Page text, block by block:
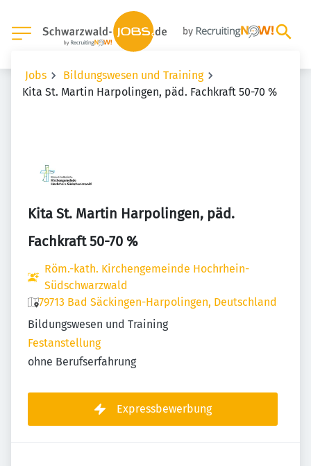
Jobs
Bildungswesen und Training
Kita St. Martin Harpolingen, päd. Fachkraft 50-70 %
Kita St. Martin Harpolingen, päd.
Fachkraft 50-70 %
Röm.-kath. Kirchengemeinde Hochrhein-
Südschwarzwald
79713 Bad Säckingen-Harpolingen, Deutschland
Bildungswesen und Training
Festanstellung
ohne Berufserfahrung
Expressbewerbung